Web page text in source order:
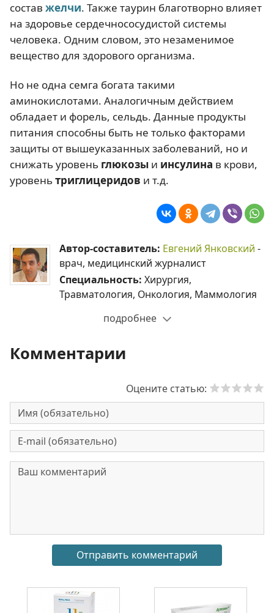
состав желчи. Также таурин благотворно влияет
на здоровье сердечнососудистой системы
человека. Одним словом, это незаменимое
вещество для здорового организма.
Но не одна семга богата такими
аминокислотами. Аналогичным действием
обладает и форель, сельдь. Данные продукты
питания способны быть не только факторами
защиты от вышеуказанных заболеваний, но и
снижать уровень глюкозы и инсулина в крови,
уровеньтриглицеридов и т.д.
Автор-составитель: Евгений Янковский -
врач, медицинский журналист
Специальность: Хирургия,
Травматология, Онкология, Маммология
подробнее
Комментарии
Оцените статью: